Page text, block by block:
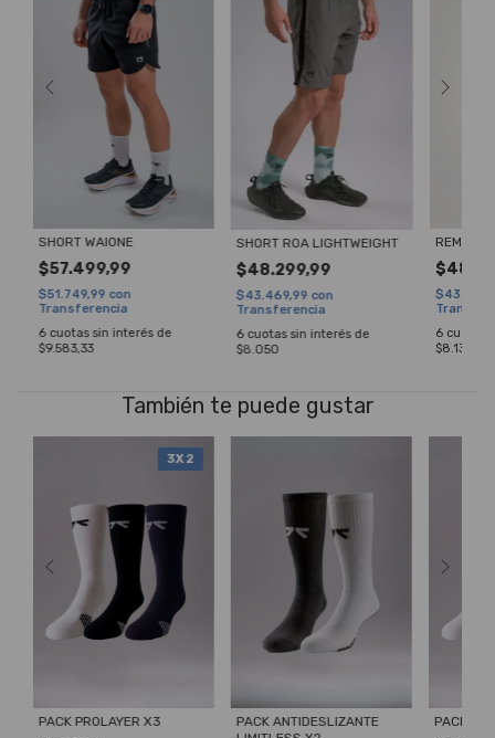
SHORT WAIONE
$57.499,99
$51.749,99 con
Transferencia
6 cuotas sin interés de
$9.583,33
SHORT ROA LIGHTWEIGHT
$48.299,99
$43.469,99con
Transferencia
6 cuotas sin interés de
$8.050
REMERA
6 cuotas
$8.130
También te puede gustar
3X2
PACK PROLAYER X3
PACK ANTIDESLIZANTE
PACK